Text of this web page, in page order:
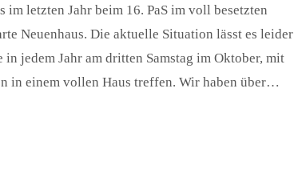
im letzten Jahr beim 16. PaS im voll besetzten
Neuenhaus. Die aktuelle Situation lässt es leider
jedem Jahr am dritten Samstag im Oktober, mit
in einem vollen Haus treffen. Wir haben über…